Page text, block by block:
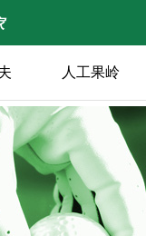
人工果岭